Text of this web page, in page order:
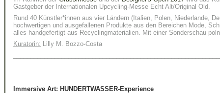
Gastgeber der Internationalen Upcycling-Messe Echt Alt/Original Old.
Rund 40 Künstler*innen aus vier Ländern (Italien, Polen, Niederlande,
hochwertigen und ausgefallenen Produkte aus den Bereichen Mode,
alles handgefertigt aus Recyclingmaterialien. Mit einer Sonderschau
Kuratorin: Lilly M. Bozzo-Costa
Immersive Art: HUNDERTWASSER-Experience